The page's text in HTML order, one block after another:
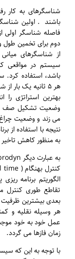
شناسگرهای به کار
باشند . اولین
فاصله شناسگر اولی
دوم برای تخمین
از شناسگرهای
سیستم در مواقعی
هر ۵ ثانیه یک
وضعیت تشکیل صف
نتیجه با استفاده از
به منظور کاهش
الگوریتم برنامه
تقاطع طوری کنترل
بعدی بیشترین
هر وسیله نقلیه و
زمان فازها می گردد.